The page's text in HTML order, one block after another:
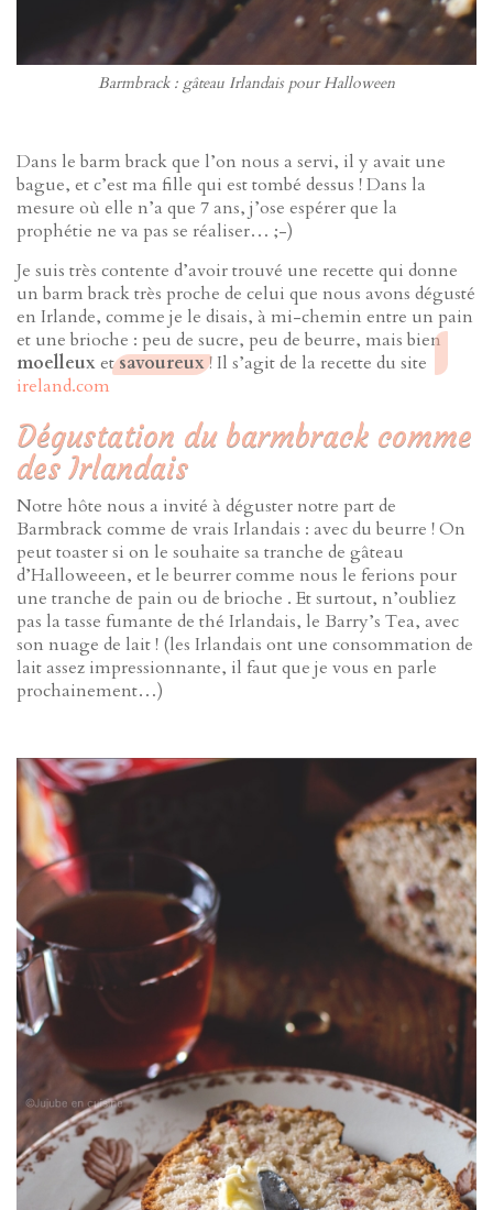
Barmbrack : gâteau Irlandais pour Halloween
Dans le barm brack que l’on nous a servi, il y avait une
bague, et c’est ma fille qui est tombé dessus ! Dans la
mesure où elle n’a que 7 ans, j’ose espérer que la
prophétie ne va pas se réaliser… ;-)
Je suis très contente d’avoir trouvé une recette qui donne
un barm brack très proche de celui que nous avons dégusté
en Irlande, comme je le disais, à mi-chemin entre un pain
et une brioche : peu de sucre, peu de beurre, mais bien
moelleuxetsavoureux! Il s’agit de la recette du site
ireland.com
Dégustation du barmbrack comme
des Irlandais
Notre hôte nous a invité à déguster notre part de
Barmbrack comme de vrais Irlandais : avec du beurre ! On
peut toaster si on le souhaite sa tranche de gâteau
d’Halloweeen, et le beurrer comme nous le ferions pour
une tranche de pain ou de brioche . Et surtout, n’oubliez
pas la tasse fumante de thé Irlandais, le Barry’s Tea, avec
son nuage de lait ! (les Irlandais ont une consommation de
lait assez impressionnante, il faut que je vous en parle
prochainement…)